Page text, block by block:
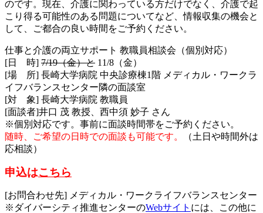
のです。現在、介護に関わっている方だけでなく、介護で起
こり得る可能性のある問題についてなど、情報収集の機会と
して、ご都合の良い時間をご予約ください。
仕事と介護の両立サポート 教職員相談会（個別対応）
[日 時] 7/19（金）と 11/8（金）
[場 所] 長崎大学病院 中央診療棟1階 メディカル・ワークラ
イフバランスセンター隣の面談室
[対 象] 長崎大学病院 教職員
[面談者]井口 茂 教授、西中須 妙子 さん
※個別対応です。事前に面談時間帯をご予約ください。
随時、ご希望の日時での面談も可能です。
（土日や時間外は
応相談）
申込はこちら
[お問合わせ先] メディカル・ワークライフバランスセンター
※ダイバーシティ推進センターのWebサイト には、この他に